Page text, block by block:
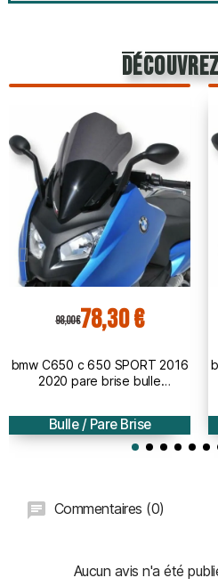
98,00 €78,30 €
bmw C650 c 650 SPORT 2016
2020 pare brise bulle
Bulle / Pare Brise
Commentaires (0)
Aucun avis n'a été